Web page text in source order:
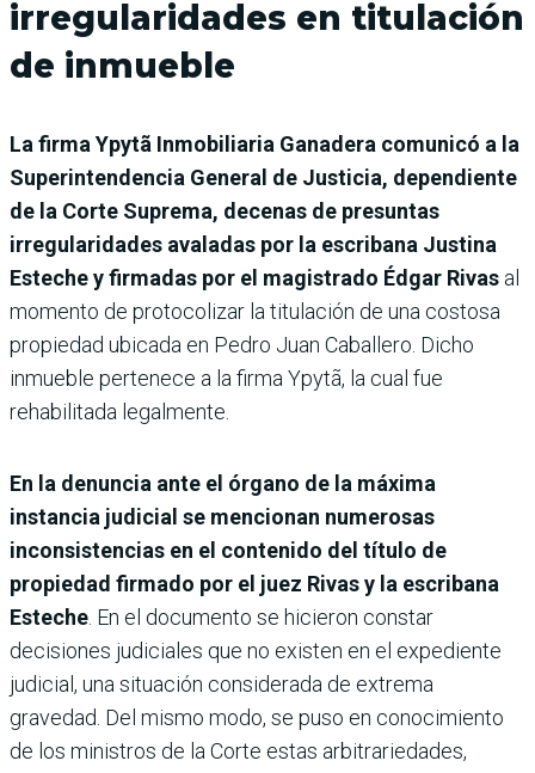
irregularidades en titulación
de inmueble
La firma Ypytã Inmobiliaria Ganadera comunicó a la
Superintendencia General de Justicia, dependiente
de la Corte Suprema, decenas de presuntas
irregularidades avaladas por la escribana Justina
Esteche y firmadas por el magistrado Édgar Rivas al
momento de protocolizar la titulación de una costosa
propiedad ubicada en Pedro Juan Caballero. Dicho
inmueble pertenece a la firma Ypytã, la cual fue
rehabilitada legalmente.
En la denuncia ante el órgano de la máxima
instancia judicial se mencionan numerosas
inconsistencias en el contenido del título de
propiedad firmado por el juez Rivas y la escribana
Esteche . En el documento se hicieron constar
decisiones judiciales que no existen en el expediente
judicial, una situación considerada de extrema
gravedad. Del mismo modo, se puso en conocimiento
de los ministros de la Corte estas arbitrariedades,